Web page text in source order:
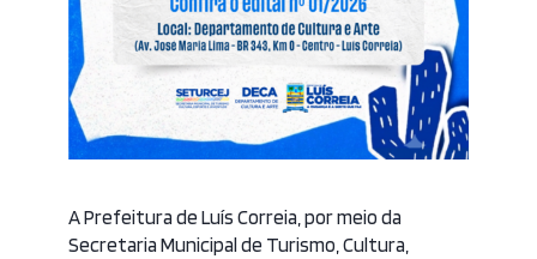
A Prefeitura de Luís Correia, por meio da
Secretaria Municipal de Turismo, Cultura,